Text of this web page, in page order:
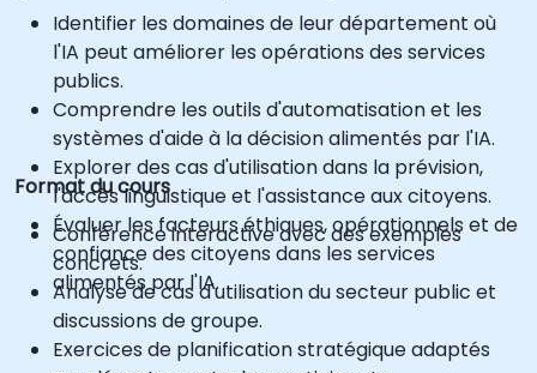
Identifier les domaines de leur département où
l'IA peut améliorer les opérations des services
publics.
Comprendre les outils d'automatisation et les
systèmes d'aide à la décision alimentés par l'IA.
Explorer des cas d'utilisation dans la prévision,
l'accès linguistique et l'assistance aux citoyens.
Évaluer les facteurs éthiques, opérationnels et de
confiance des citoyens dans les services
alimentés par l'IA.
Format du cours
Conférence interactive avec des exemples
concrets.
Analyse de cas d'utilisation du secteur public et
discussions de groupe.
Exercices de planification stratégique adaptés